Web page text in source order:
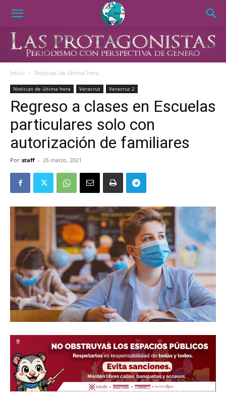
Inicio Noticias de última hora
Noticias de última hora Veracruz Veracruz 2
Regreso a clases en Escuelas
particulares solo con
autorización de familiares
Por staff - 26 marzo, 2021